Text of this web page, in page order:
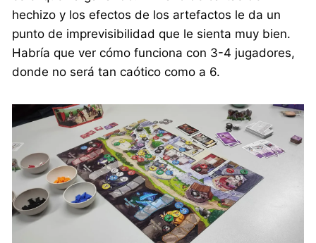
hechizo y los efectos de los artefactos le da un
punto de imprevisibilidad que le sienta muy bien.
Habría que ver cómo funciona con 3-4 jugadores,
donde no será tan caótico como a 6.